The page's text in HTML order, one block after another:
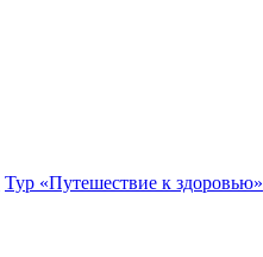
Тур «Путешествие к здоровью»